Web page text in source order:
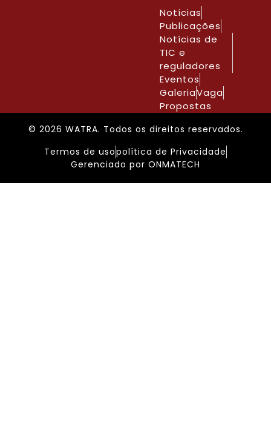
Notícias
Publicações
Notícias de
TIC e
reguladores
Eventos
GaleriaVaga
Propostas
© 2026 WATRA. Todos os direitos reservados.
Termos de usopolítica de Privacidade
Gerenciado por ONMATECH